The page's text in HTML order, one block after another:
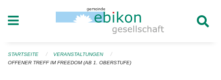
STARTSEITE
VERANSTALTUNGEN
OFFENER TREFF IM FREEDOM (AB 1. OBERSTUFE)